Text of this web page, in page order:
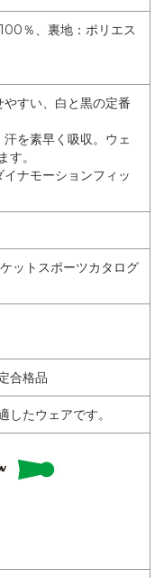
％、裏地：ポリエス
すい、白と黒の定番
を素早く吸収。ウェ
す。
ナモーションフィッ
ットスポーツカタログ
合格品
したウェアです。